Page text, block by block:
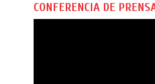
CONFERENCIA DE